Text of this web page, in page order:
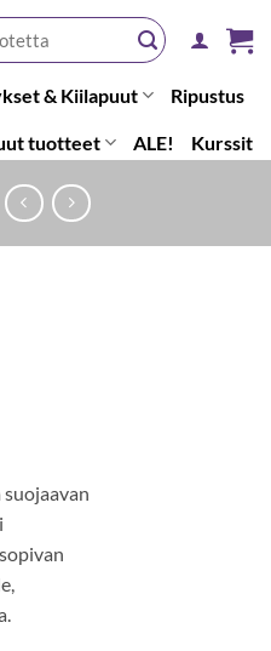
& Kiilapuut Ripustus
tuotteet ALE! Kurssit